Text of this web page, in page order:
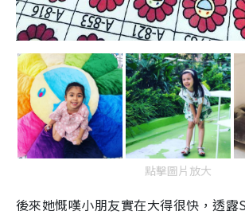
點擊圖片放大
後來她慨嘆小朋友實在大得很快，透